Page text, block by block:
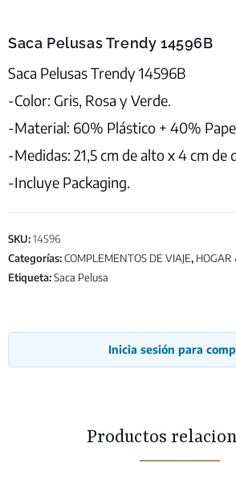
Saca Pelusas Trendy 14596B
Saca Pelusas Trendy 14596B
-Color: Gris, Rosa y Verde.
-Material: 60% Plástico + 40%
-Medidas: 21,5 cm de alto x 4 cm de
-Incluye Packaging.
SKU:14596
Categorías:COMPLEMENTOS DE VIAJE, HOGAR
Etiqueta:Saca Pelusa
Inicia sesión para
Productos